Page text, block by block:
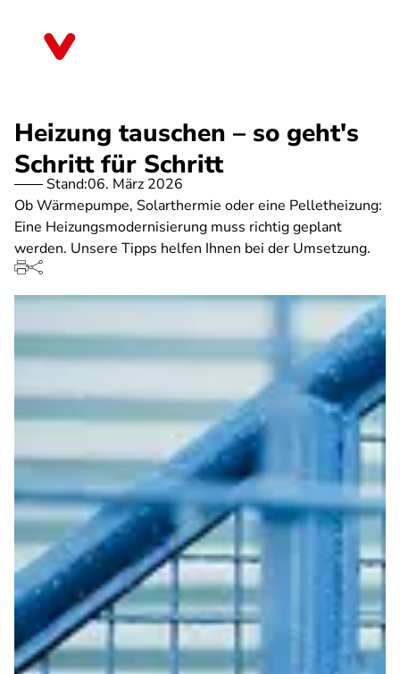
Heizung tauschen – so geht's
Schritt für Schritt
Stand:06. März 2026
Ob Wärmepumpe, Solarthermie oder eine Pelletheizung:
Eine Heizungsmodernisierung muss richtig geplant
werden. Unsere Tipps helfen Ihnen bei der Umsetzung.